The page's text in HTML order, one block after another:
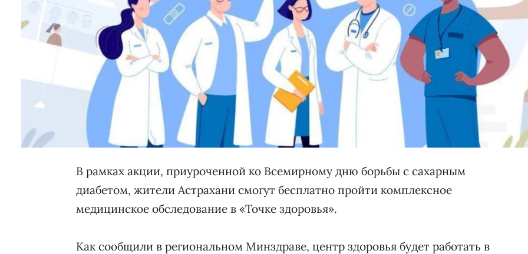
В рамках акции, приуроченной ко Всемирному дню борьбы с сахарным
диабетом, жители Астрахани смогут бесплатно пройти комплексное
медицинское обследование в «Точке здоровья».
Как сообщили в региональном Минздраве, центр здоровья будет работать в